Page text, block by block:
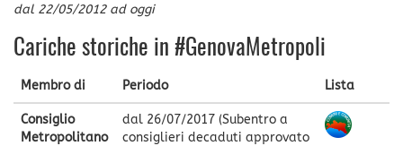
dal 22/05/2012ad oggi
Cariche storiche in #GenovaMetropoli
Membro di Periodo Lista
Consiglio
Metropolitano
dal 26/07/2017 (Subentro a
consiglieri decaduti approvato